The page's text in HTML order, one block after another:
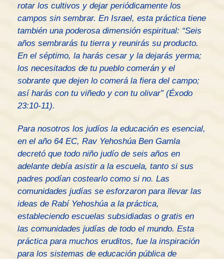
rotar los cultivos y dejar periódicamente los
campos sin sembrar. En Israel, esta práctica tiene
también una poderosa dimensión espiritual: “Seis
años sembrarás tu tierra y reunirás su producto.
En el séptimo, la harás cesar y la dejarás yerma;
los necesitados de tu pueblo comerán y el
sobrante que dejen lo comerá la fiera del campo;
así harás con tu viñedo y con tu olivar” (Éxodo
23:10-11).
Para nosotros los judíos la educación es esencial,
en el año 64 EC, Rav Yehoshúa Ben Gamla
decretó que todo niño judío de seis años en
adelante debía asistir a la escuela, tanto si sus
padres podían costearlo como si no. Las
comunidades judías se esforzaron para llevar las
ideas de Rabí Yehoshúa a la práctica,
estableciendo escuelas subsidiadas o gratis en
las comunidades judías de todo el mundo. Esta
práctica para muchos eruditos, fue la inspiración
para los sistemas de educación pública de